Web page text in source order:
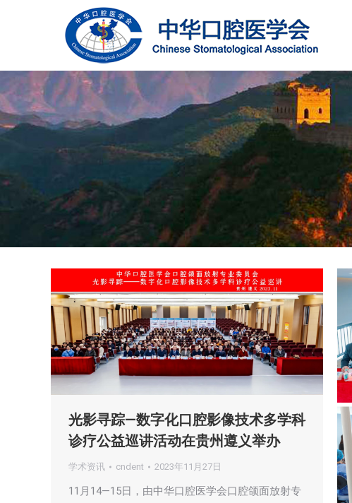
光影寻踪—数字化口腔影像技术多学科
诊疗公益巡讲活动在贵州遵义举办
学术资讯 cndent 2023年11月27日
11月14—15日，由中华口腔医学会口腔颌面放射专